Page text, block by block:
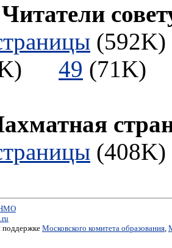
Читатели
49
поддержке Московского комитета образования,